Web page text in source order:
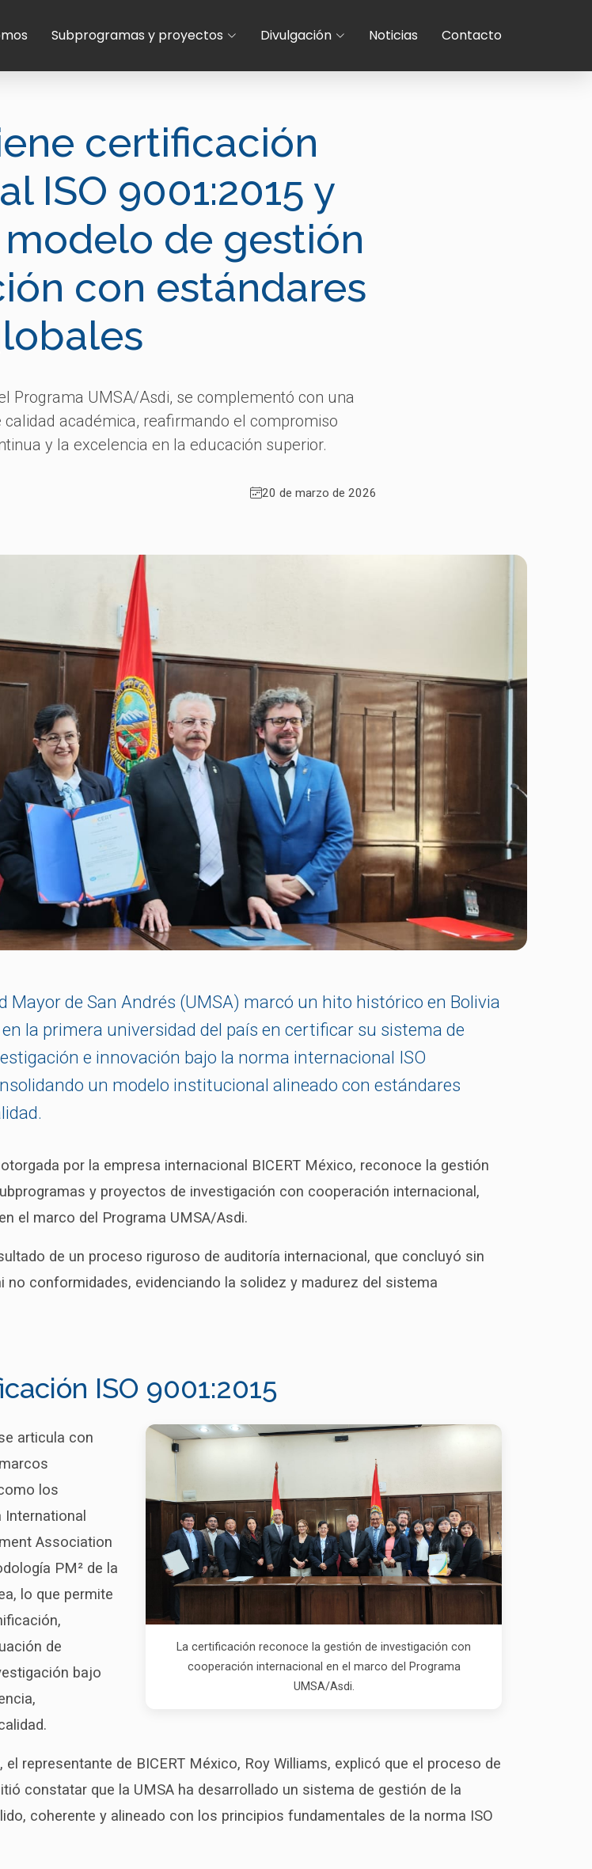
Subprogramas y proyectos Divulgación Noticias Contacto
certificación
ISO 9001:2015 y
de gestión
con estándares
Programa UMSA/Asdi, se complementó con una
académica, reafirmando el compromiso
y la excelencia en la educación superior.
20 de marzo de 2026
Mayor de San Andrés (UMSA) marcó un hito histórico en Bolivia
la primera universidad del país en certificar su sistema de
e innovación bajo la norma internacional ISO
un modelo institucional alineado con estándares
por la empresa internacional BICERT México, reconoce la gestión
y proyectos de investigación con cooperación internacional,
el marco del Programa UMSA/Asdi.
de un proceso riguroso de auditoría internacional, que concluyó sin
no conformidades, evidenciando la solidez y madurez del sistema
ISO 9001:2015
La certificación reconoce la gestión de investigación con
cooperación internacional en el marco del Programa
UMSA/Asdi.
articula con
los
Association
PM² de la
lo que permite
de
bajo
el representante de BICERT México, Roy Williams, explicó que el proceso de
constatar que la UMSA ha desarrollado un sistema de gestión de la
coherente y alineado con los principios fundamentales de la norma ISO